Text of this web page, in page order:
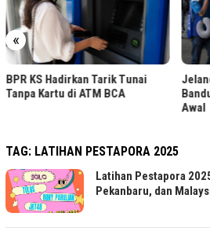
«
BPR KS Hadirkan Tarik Tunai
Tanpa Kartu di ATM BCA
Awal
TAG: LATIHAN PESTAPORA 2025
Latihan Pestapora
Pekanbaru, dan